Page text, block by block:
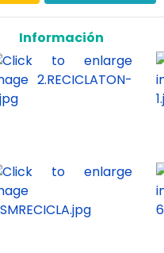
Información